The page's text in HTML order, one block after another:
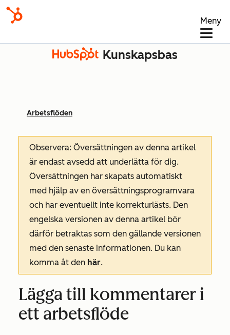
Meny
Kunskapsbas
Arbetsflöden
Observera: Översättningen av denna artikel
är endast avsedd att underlätta för dig.
Översättningen har skapats automatiskt
med hjälp av en översättningsprogramvara
och har eventuellt inte korrekturlästs. Den
engelska versionen av denna artikel bör
därför betraktas som den gällande versionen
med den senaste informationen. Du kan
komma åt den här.
Lägga till kommentarer i
ett arbetsflöde